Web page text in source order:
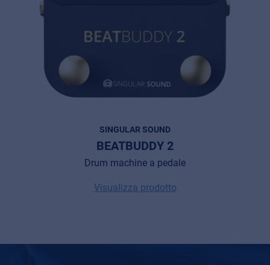
SINGULAR SOUND
BEATBUDDY 2
Drum machine a pedale
Visualizza prodotto